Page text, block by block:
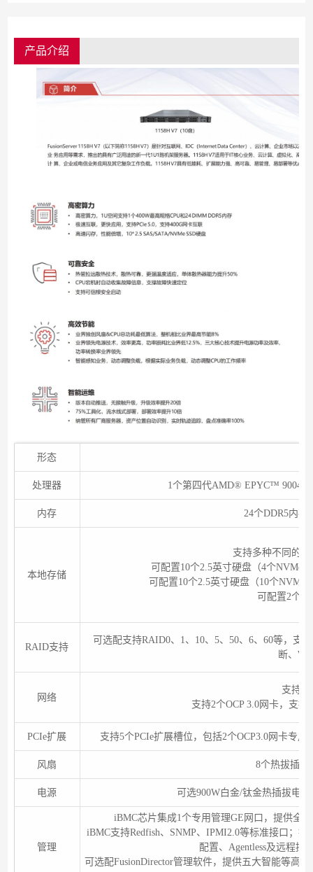
产品介绍
形态
处理器 1个第四代AMD® EPYC™ 9004系
内存 24个DDR5内存
本地存储
支持多种不同的
可配置10个2.5英寸硬盘（4个NVMe
可配置10个2.5英寸硬盘（10个NVMe
可配置2个
RAID支持
可选配支持RAID0、1、10、5、50、6、60等，支
断、
网络
支持
支持2个OCP 3.0网卡，支
PCIe扩展 支持5个PCIe扩展槽位，包括2个OCP3.0网卡专
风扇 8个热拔插对
电源 可选900W白金/钛金热插拔电
管理
iBMC芯片集成1个专用管理GE网口，提供全
iBMC支持Redfish、SNMP、IPMI2.0等标准接口；
配置、Agentless及远程控
可选配FusionDirector管理软件，提供五大智能等高